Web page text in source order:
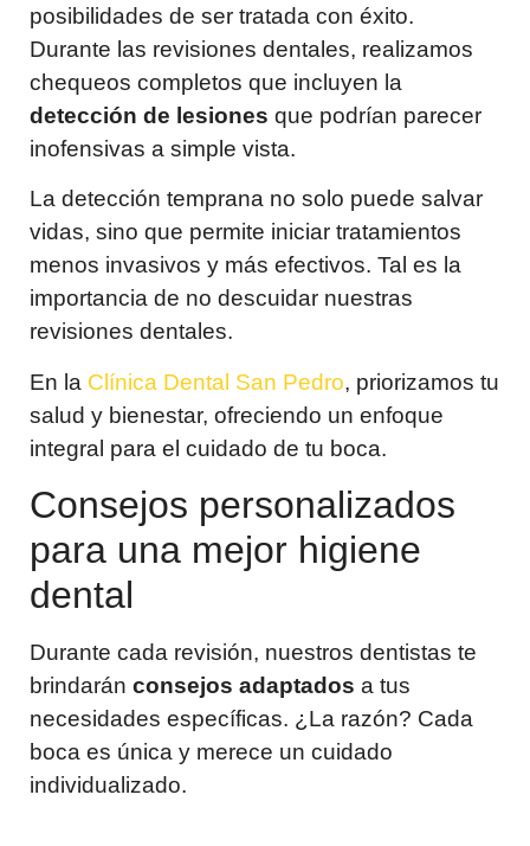
posibilidades de ser tratada con éxito.
Durante las revisiones dentales, realizamos
chequeos completos que incluyen la
detección de lesiones que podrían parecer
inofensivas a simple vista.
La detección temprana no solo puede salvar
vidas, sino que permite iniciar tratamientos
menos invasivos y más efectivos. Tal es la
importancia de no descuidar nuestras
revisiones dentales.
En la Clínica Dental San Pedro, priorizamos tu
salud y bienestar, ofreciendo un enfoque
integral para el cuidado de tu boca.
Consejos personalizados
para una mejor higiene
dental
Durante cada revisión, nuestros dentistas te
brindarán consejos adaptados a tus
necesidades específicas. ¿La razón? Cada
boca es única y merece un cuidado
individualizado.